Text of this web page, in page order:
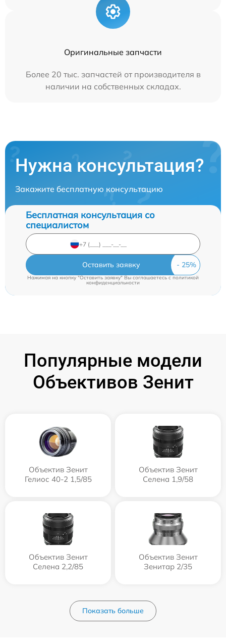
Оригинальные запчасти
Более 20 тыс. запчастей от производителя в
наличии на собственных складах.
Нужна консультация?
Закажите бесплатную консультацию
Бесплатная консультация со
специалистом
Оставить заявку
Нажимая на кнопку "Оставить заявку" Вы соглашаетесь cполитикой
конфиденциальности
Популярные модели
Объективов Зенит
Объектив Зенит
Гелиос 40-2 1,5/85
Объектив Зенит
Селена 1,9/58
Объектив Зенит
Селена 2,2/85
Объектив Зенит
Зенитар 2/35
Показать больше